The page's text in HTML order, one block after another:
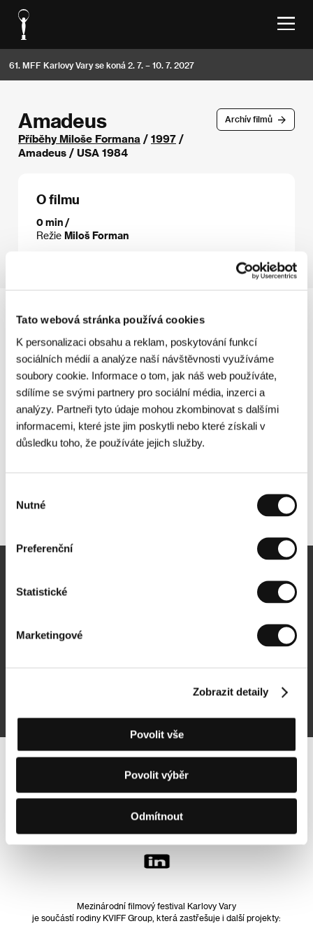
Tato webová stránka používá cookies
K personalizaci obsahu a reklam, poskytování funkcí
sociálních médií a analýze naší návštěvnosti využíváme
soubory cookie. Informace o tom, jak náš web používáte,
sdílíme se svými partnery pro sociální média, inzerci a
analýzy. Partneři tyto údaje mohou zkombinovat s dalšími
informacemi, které jste jim poskytli nebo které získali v
důsledku toho, že používáte jejich služby.
souhlasu
Nutné
Preferenční
Statistické
Marketingové
Zobrazit detaily
Povolit vše
Povolit výběr
Odmítnout
61. MFF Karlovy Vary se koná 2. 7. – 10. 7. 2027
Archív filmů
Amadeus
Příběhy Miloše Formana / 1997 /
Amadeus / USA 1984
O filmu
0 min /
Režie Miloš Forman
Sledujte nás na síti:
Mezinárodní filmový festival Karlovy Vary
je součástí rodiny KVIFF Group, která zastřešuje i další projekty: